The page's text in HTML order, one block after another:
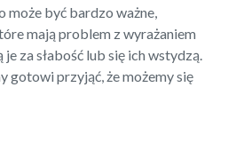
może być bardzo ważne,
mają problem z wyrażaniem
za słabość lub się ich wstydzą.
gotowi przyjąć, że możemy się